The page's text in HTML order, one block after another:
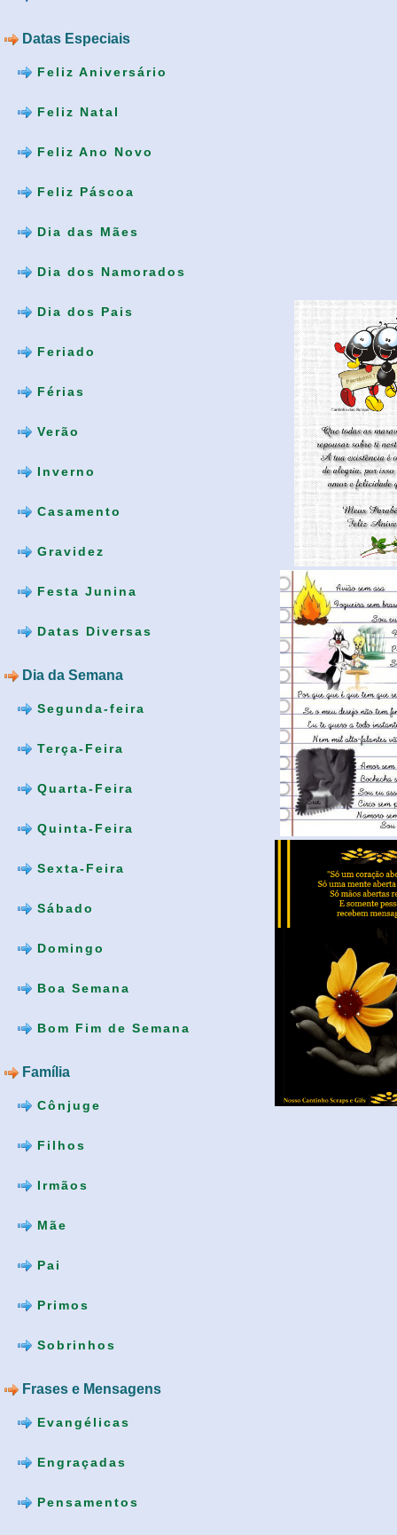
Datas Especiais
Feliz Aniversário
Feliz Natal
Feliz Ano Novo
Feliz Páscoa
Dia das Mães
Dia dos Namorados
Dia dos Pais
Feriado
Férias
Verão
Inverno
Casamento
Gravidez
Festa Junina
Datas Diversas
Dia da Semana
Segunda-feira
Terça-Feira
Quarta-Feira
Quinta-Feira
Sexta-Feira
Sábado
Domingo
Boa Semana
Bom Fim de Semana
Família
Cônjuge
Filhos
Irmãos
Mãe
Pai
Primos
Sobrinhos
Frases e Mensagens
Evangélicas
Engraçadas
Pensamentos